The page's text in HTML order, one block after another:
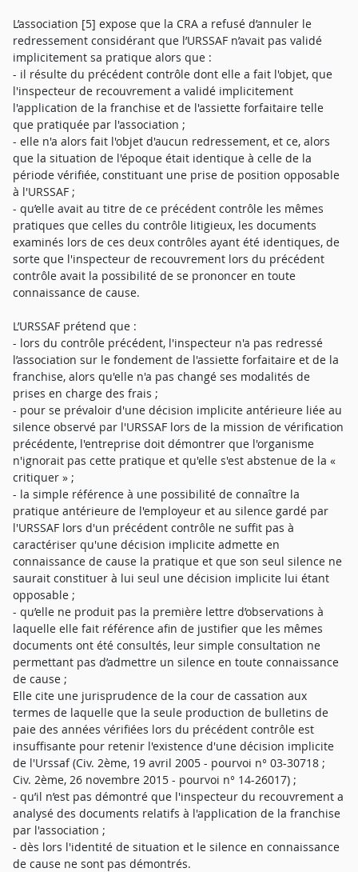
L’association [5] expose que la CRA a refusé d’annuler le
redressement considérant que l’URSSAF n’avait pas validé
implicitement sa pratique alors que :
- il résulte du précédent contrôle dont elle a fait l'objet, que
l'inspecteur de recouvrement a validé implicitement
l'application de la franchise et de l'assiette forfaitaire telle
que pratiquée par l'association ;
- elle n'a alors fait l'objet d'aucun redressement, et ce, alors
que la situation de l'époque était identique à celle de la
période vérifiée, constituant une prise de position opposable
à l'URSSAF ;
- qu’elle avait au titre de ce précédent contrôle les mêmes
pratiques que celles du contrôle litigieux, les documents
examinés lors de ces deux contrôles ayant été identiques, de
sorte que l'inspecteur de recouvrement lors du précédent
contrôle avait la possibilité de se prononcer en toute
connaissance de cause.
L’URSSAF prétend que :
- lors du contrôle précédent, l'inspecteur n'a pas redressé
l’association sur le fondement de l'assiette forfaitaire et de la
franchise, alors qu'elle n'a pas changé ses modalités de
prises en charge des frais ;
- pour se prévaloir d'une décision implicite antérieure liée au
silence observé par l'URSSAF lors de la mission de vérification
précédente, l'entreprise doit démontrer que l'organisme
n'ignorait pas cette pratique et qu'elle s'est abstenue de la «
critiquer » ;
- la simple référence à une possibilité de connaître la
pratique antérieure de l'employeur et au silence gardé par
l'URSSAF lors d'un précédent contrôle ne suffit pas à
caractériser qu'une décision implicite admette en
connaissance de cause la pratique et que son seul silence ne
saurait constituer à lui seul une décision implicite lui étant
opposable ;
- qu’elle ne produit pas la première lettre d’observations à
laquelle elle fait référence afin de justifier que les mêmes
documents ont été consultés, leur simple consultation ne
permettant pas d’admettre un silence en toute connaissance
de cause ;
Elle cite une jurisprudence de la cour de cassation aux
termes de laquelle que la seule production de bulletins de
paie des années vérifiées lors du précédent contrôle est
insuffisante pour retenir l'existence d'une décision implicite
de l'Urssaf (Civ. 2ème, 19 avril 2005 - pourvoi n° 03-30718 ;
Civ. 2ème, 26 novembre 2015 - pourvoi n° 14-26017) ;
- qu’il n’est pas démontré que l'inspecteur du recouvrement a
analysé des documents relatifs à l'application de la franchise
par l'association ;
- dès lors l'identité de situation et le silence en connaissance
de cause ne sont pas démontrés.